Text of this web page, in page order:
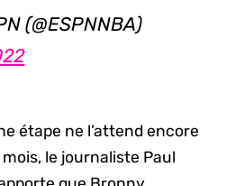
(@ESPNNBA)
étape ne l’attend encore
le journaliste Paul